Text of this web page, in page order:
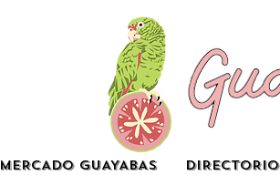
MERCADO GUAYABAS DIRECTORIO